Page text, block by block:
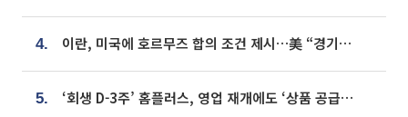
4. 이란, 미국에 호르무즈 합의 조건 제시…美 “경기 아직 안 끝나” [종합]
5. ‘회생 D-3주’ 홈플러스, 영업 재개에도 ‘상품 공급망’ 복구가 생존 관건